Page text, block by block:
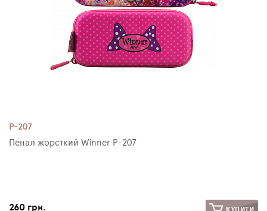
P-207
Пенал жорсткий Winner P-207
260 грн. КУПИТИ